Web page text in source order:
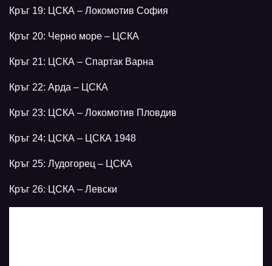
Кръг 19: ЦСКА – Локомотив София
Кръг 20: Черно море – ЦСКА
Кръг 21: ЦСКА – Спартак Варна
Кръг 22: Арда – ЦСКА
Кръг 23: ЦСКА – Локомотив Пловдив
Кръг 24: ЦСКА – ЦСКА 1948
Кръг 25: Лудогорец – ЦСКА
Кръг 26: ЦСКА – Левски